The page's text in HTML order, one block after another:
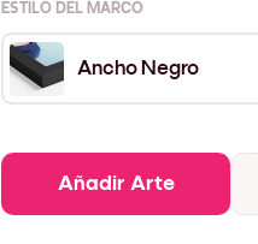
ESTILO DEL MARCO
Ancho Negro
Añadir Arte